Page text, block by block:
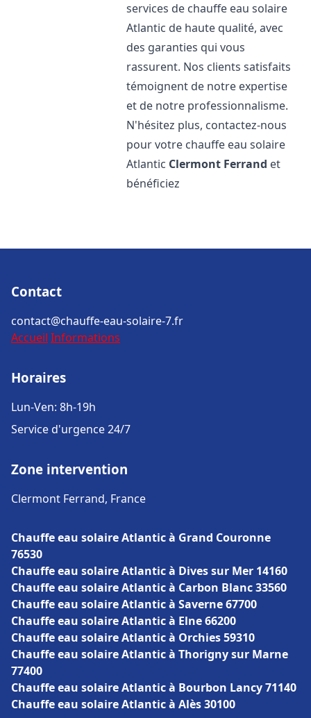
services de chauffe eau solaire
Atlantic de haute qualité, avec
des garanties qui vous
rassurent. Nos clients satisfaits
témoignent de notre expertise
et de notre professionnalisme.
N'hésitez plus, contactez-nous
pour votre chauffe eau solaire
Atlantic Clermont Ferrand et
bénéficiez
Contact
contact@chauffe-eau-solaire-7.fr
Accueil Informations
Horaires
Lun-Ven: 8h-19h
Service d'urgence 24/7
Zone intervention
Clermont Ferrand, France
Chauffe eau solaire Atlantic à Grand Couronne
76530
Chauffe eau solaire Atlantic à Dives sur Mer 14160
Chauffe eau solaire Atlantic à Carbon Blanc 33560
Chauffe eau solaire Atlantic à Saverne 67700
Chauffe eau solaire Atlantic à Elne 66200
Chauffe eau solaire Atlantic à Orchies 59310
Chauffe eau solaire Atlantic à Thorigny sur Marne
77400
Chauffe eau solaire Atlantic à Bourbon Lancy 71140
Chauffe eau solaire Atlantic à Alès 30100